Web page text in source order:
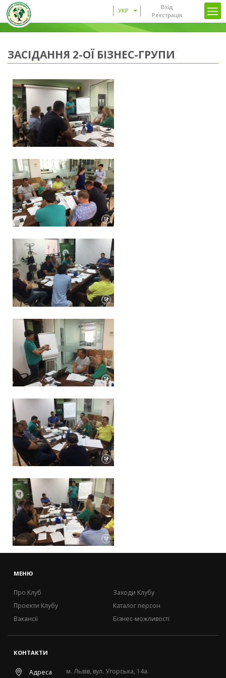
Вхід
Реєстрація
УКР
ЗАСІДАННЯ 2-ОЇ БІЗНЕС-ГРУПИ
МЕНЮ
Про Клуб
Проекти Клубу
Вакансії
Заходи Клубу
Каталог персон
Бізнес-можливості
КОНТАКТИ
Адреса м. Львів, вул. Угорська, 14а.